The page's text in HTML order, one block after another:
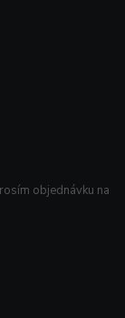
objednávku na